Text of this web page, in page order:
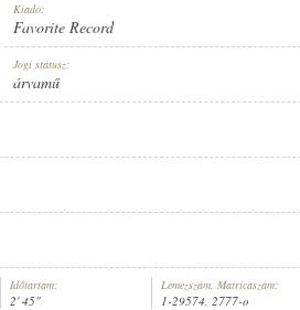
Kiadó:
Favorite Record
Jogi státusz:
árvamű
Időtartam:
2' 45"
Lemezszám, Matricaszám:
1-29574, 2777-o